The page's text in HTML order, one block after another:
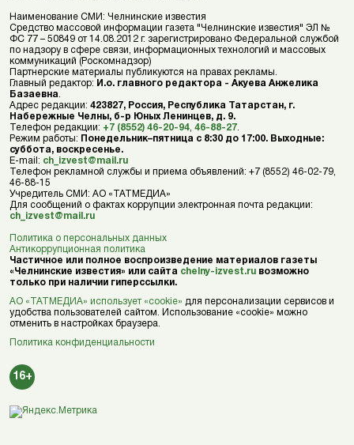
Наименование СМИ: Челнинские известия
Средство массовой информации газета "Челнинские известия" ЭЛ №
ФС 77 – 50849 от 14.08.2012 г. зарегистрировано Федеральной службой
по надзору в сфере связи, информационных технологий и массовых
коммуникаций (Роскомнадзор)
Партнерские материалы публикуются на правах рекламы.
Главный редактор: И.о. главного редактора - Акуева Анжелика
Базаевна
Адрес редакции: 423827, Россия, Республика Татарстан, г.
Набережные Челны, б-р Юных Ленинцев, д. 9.
Телефон редакции: +7 (8552) 46-20-94 46-88-27
Режим работы: Понедельник–пятница с 8:30 до 17:00. Выходные:
суббота, воскресенье.
E-mail: ch_izvest@mail.ru
Телефон рекламной службы и приема объявлений: +7 (8552) 46-02-79,
46-88-15
Учредитель СМИ: АО «ТАТМЕДИА»
Для сообщений о фактах коррупции электронная почта редакции:
ch_izvest@mail.ru
Политика о персональных данных
Антикоррупционная политика
Частичное или полное воспроизведение материалов газеты
«Челнинские известия» или сайта chelny-izvest.ru возможно
только при наличии гиперссылки.
АО «ТАТМЕДИА» использует «cookie» для персонализации сервисов и
удобства пользователей сайтом. Использование «cookie» можно
отменить в настройках браузера.
Политика конфиденциальности
16+